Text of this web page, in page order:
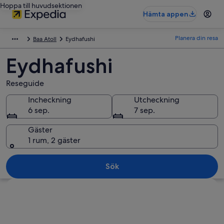
Hoppa till huvudsektionen
Hämta appen
Baa Atoll Eydhafushi Planera din resa
Eydhafushi
Reseguide
Incheckning
6 sep.
Utcheckning
7 sep.
Gäster
1 rum, 2 gäster
Sök